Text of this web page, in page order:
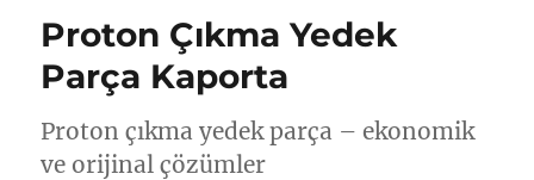
Proton Çıkma Yedek
Parça Kaporta
Proton çıkma yedek parça – ekonomik
ve orijinal çözümler